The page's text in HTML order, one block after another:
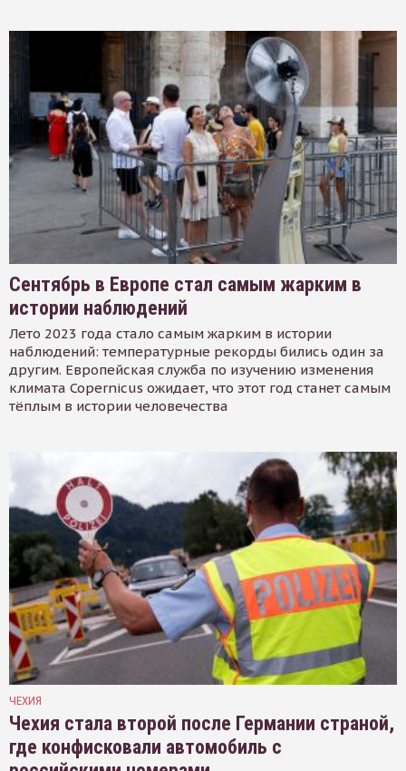
Сентябрь в Европе стал самым жарким в
истории наблюдений
Лето 2023 года стало самым жарким в истории
наблюдений: температурные рекорды бились один за
другим. Европейская служба по изучению изменения
климата Copernicus ожидает, что этот год станет самым
тёплым в истории человечества
ЧЕХИЯ
Чехия стала второй после Германии страной,
где конфисковали автомобиль с